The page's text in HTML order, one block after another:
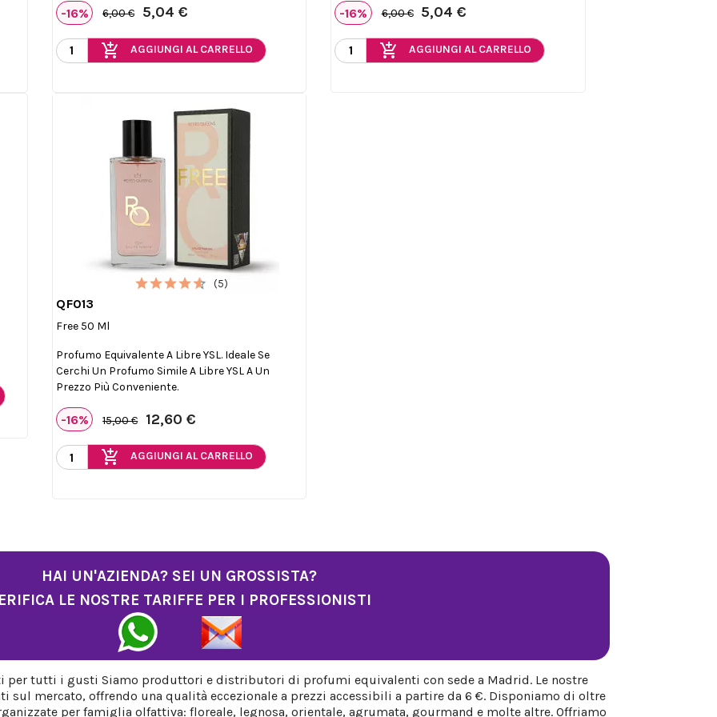
-16% 6,00 € 5,04 €
add_shopping_cart AGGIUNGI AL CARRELLO
-16% 6,00 € 5,04 €
add_shopping_cart AGGIUNGI AL CARRELLO
QF013
Free 50 Ml
Profumo Equivalente A Libre YSL. Ideale Se
Cerchi Un Profumo Simile A Libre YSL A Un
Prezzo Più Conveniente.
-16% 15,00 € 12,60 €
add_shopping_cart AGGIUNGI AL CARRELLO
(5)
HAI UN'AZIENDA? SEI UN GROSSISTA?
LE NOSTRE TARIFFE PER I PROFESSIONISTI
per tutti i gusti Siamo produttori e distributori di profumi equivalenti con sede a Madrid. Le nostre
mercato, offrendo una qualità eccezionale a prezzi accessibili a partire da 6 €. Disponiamo di oltre
per famiglia olfattiva: floreale, legnosa, orientale, agrumata, gourmand e molte altre. Offriamo